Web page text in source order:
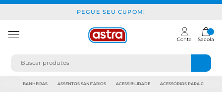
PEGUE SEU CUPOM!
Conta Sacola
BANHEIRAS ASSENTOS SANITÁRIOS ACESSIBILIDADE ACESSÓRIOS PARA